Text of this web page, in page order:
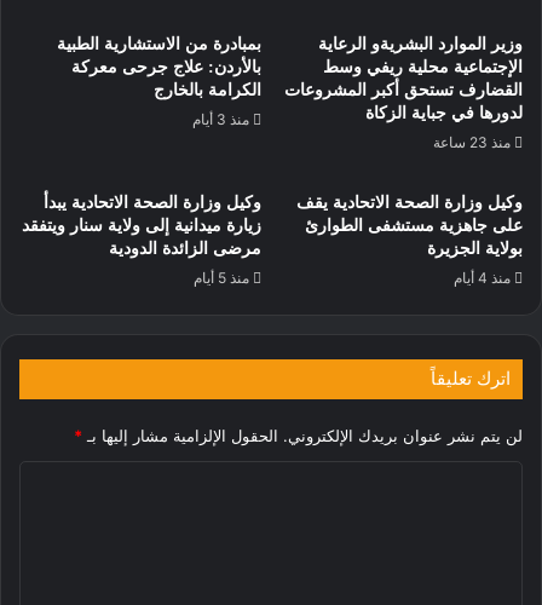
وزير الموارد البشريةو الرعاية
الإجتماعية محلية ريفي وسط
القضارف تستحق أكبر المشروعات
لدورها في جباية الزكاة
منذ 23 ساعة
بمبادرة من الاستشارية الطبية
بالأردن: علاج جرحى معركة
الكرامة بالخارج
منذ 3 أيام
وكيل وزارة الصحة الاتحادية يقف
على جاهزية مستشفى الطوارئ
بولاية الجزيرة
منذ 4 أيام
وكيل وزارة الصحة الاتحادية يبدأ
زيارة ميدانية إلى ولاية سنار ويتفقد
مرضى الزائدة الدودية
منذ 5 أيام
اترك تعليقاً
لن يتم نشر عنوان بريدك الإلكتروني. الحقول الإلزامية مشار إليها بـ *